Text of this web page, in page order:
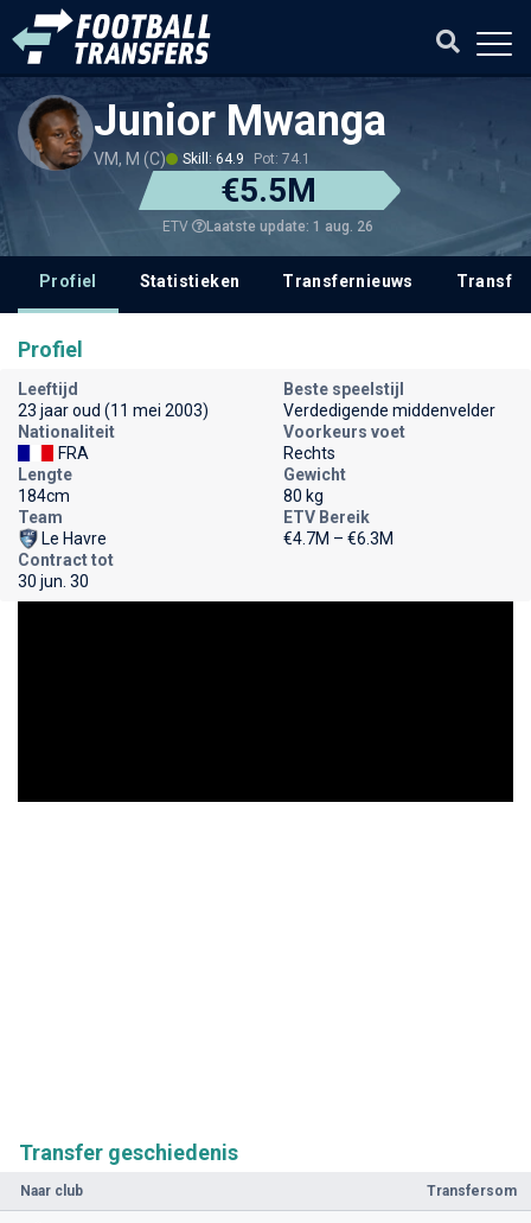
Junior Mwanga
VM, M (C) Skill: 64.9 Pot: 74.1
€5.5M
ETV Laatste update: 1 aug. 26
Profiel Statistieken Transfernieuws
Transfer geschiedenis
Naar club Transfersom
Profiel
Leeftijd
23 jaar oud (11 mei 2003)
Beste speelstijl
Verdedigende middenvelder
Nationaliteit
FRA
Voorkeurs voet
Rechts
Lengte
184cm
Gewicht
80 kg
Team
Le Havre
ETV Bereik
€4.7M – €6.3M
Contract tot
30 jun. 30